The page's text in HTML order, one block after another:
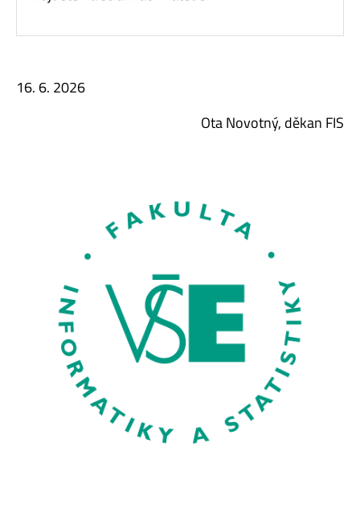
16. 6. 2026
Ota Novotný, děkan FIS